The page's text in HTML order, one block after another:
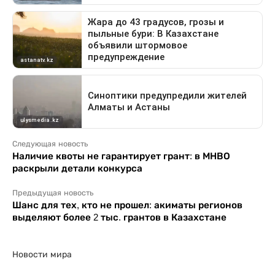
Следующая новость
Наличие квоты не гарантирует грант: в МНВО
раскрыли детали конкурса
Предыдущая новость
Шанс для тех, кто не прошел: акиматы регионов
выделяют более 2 тыс. грантов в Казахстане
Новости мира